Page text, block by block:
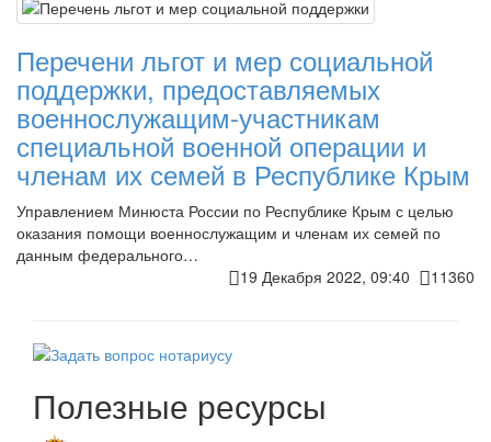
Перечени льгот и мер социальной
поддержки, предоставляемых
военнослужащим-участникам
специальной военной операции и
членам их семей в Республике Крым
Управлением Минюста России по Республике Крым с целью
оказания помощи военнослужащим и членам их семей по
данным федерального…
19 Декабря 2022, 09:40
11360
Полезные ресурсы